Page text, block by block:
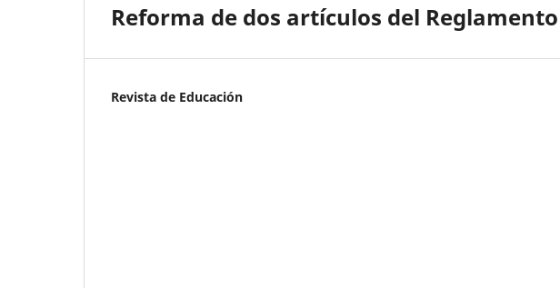
Reforma de dos artículos del Reglamento
Revista de Educación